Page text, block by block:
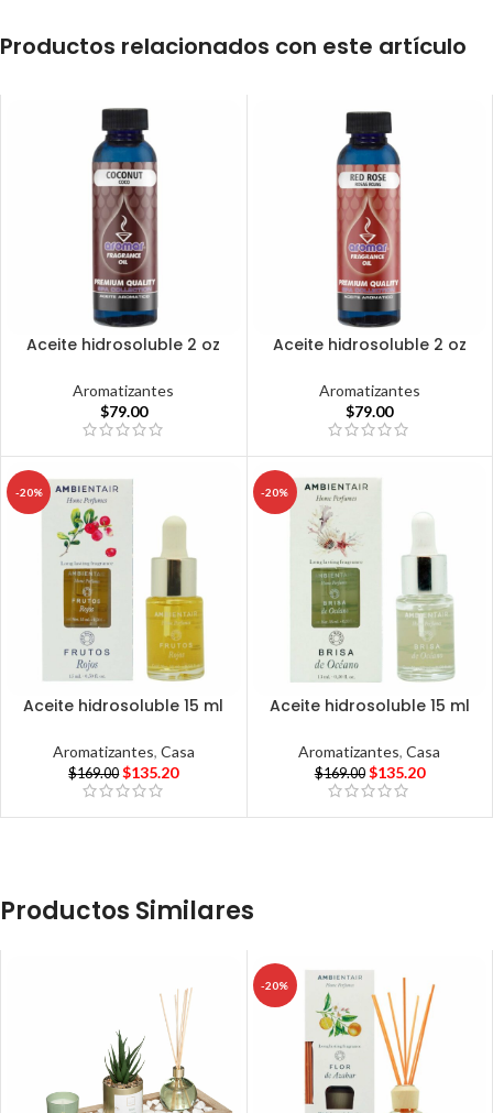
Productos relacionados con este artículo
Aceite hidrosoluble 2 oz
Aromatizantes
$79.00
Aceite hidrosoluble 2 oz
Aromatizantes
$79.00
-20%
Aceite hidrosoluble 15 ml
Aromatizantes, Casa
$169.00 $135.20
-20%
Aceite hidrosoluble 15 ml
Aromatizantes,Casa
$169.00 $135.20
Productos Similares
-20%